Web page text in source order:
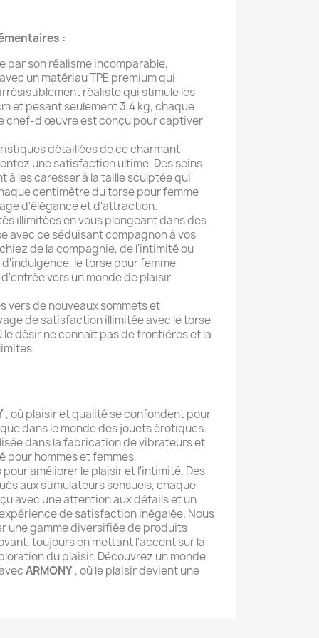
:
par son réalisme incomparable,
un matériau TPE premium qui
réaliste qui stimule les
et pesant seulement 3,4 kg, chaque
chef-d'œuvre est conçu pour captiver
détaillées de ce charmant
une satisfaction ultime. Des seins
à les caresser à la taille sculptée qui
centimètre du torse pour femme
d'élégance et d'attraction.
illimitées en vous plongeant dans des
avec ce séduisant compagnon à vos
de la compagnie, de l'intimité ou
le torse pour femme
vers un monde de plaisir
vers de nouveaux sommets et
de satisfaction illimitée avec le torse
le désir ne connaît pas de frontières et la
, où plaisir et qualité se confondent pour
dans le monde des jouets érotiques.
dans la fabrication de vibrateurs et
pour hommes et femmes,
améliorer le plaisir et l'intimité. Des
aux stimulateurs sensuels, chaque
avec une attention aux détails et un
de satisfaction inégalée. Nous
une gamme diversifiée de produits
toujours en mettant l'accent sur la
du plaisir. Découvrez un monde
ARMONY, où le plaisir devient une